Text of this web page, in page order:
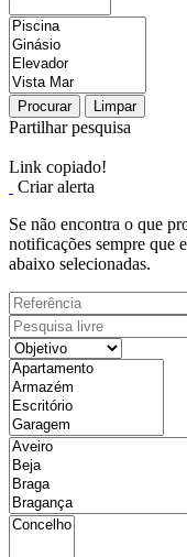
Procurar Limpar
Partilhar pesquisa
Link copiado!
Criar alerta
Se não encontra o que
notificações sempre que
abaixo selecionadas.